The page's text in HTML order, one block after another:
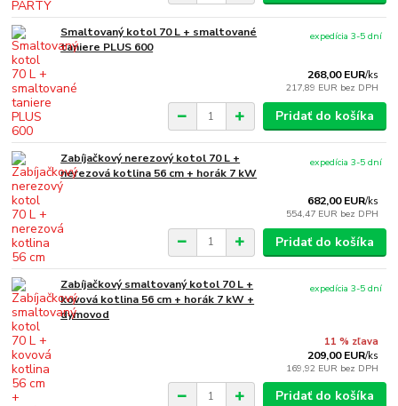
Smaltovaný kotol 70 L + smaltované
taniere PLUS 600
268,00 EUR/ks
217,89 EUR bez DPH
expedícia 3-5 dní
Pridať do košíka
Zabíjačkový nerezový kotol 70 L +
nerezová kotlina 56 cm + horák 7 kW
682,00 EUR/ks
554,47 EUR bez DPH
expedícia 3-5 dní
Pridať do košíka
Zabíjačkový smaltovaný kotol 70 L +
kovová kotlina 56 cm + horák 7 kW +
dymovod
11 % zľava
209,00 EUR/ks
169,92 EUR bez DPH
expedícia 3-5 dní
Pridať do košíka